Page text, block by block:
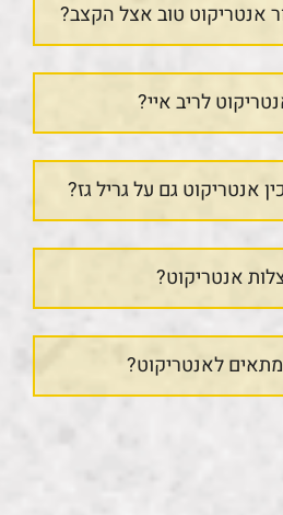
אנטריקוט טוב אצל הקצב?
לריב איי?
אנטריקוט גם על גריל גז?
אנטריקוט?
מתאים לאנטריקוט?